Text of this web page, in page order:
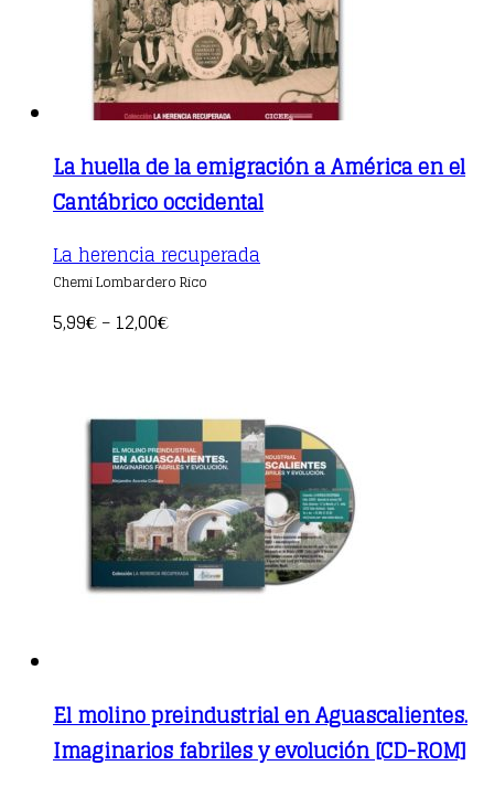
product
La huella de la emigración a América en el
Cantábrico occidental
La herencia recuperadaproduct
be
chosen
on
the
product
page
Chemi Lombardero Rico
5,99€ – 12,00€
El molino preindustrial en Aguascalientes.
Imaginarios fabriles y evolución [CD-ROM]